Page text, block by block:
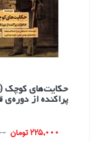
حكايت‌هاي كوچك
پراكنده از دوره‌ي
225,000 تومان